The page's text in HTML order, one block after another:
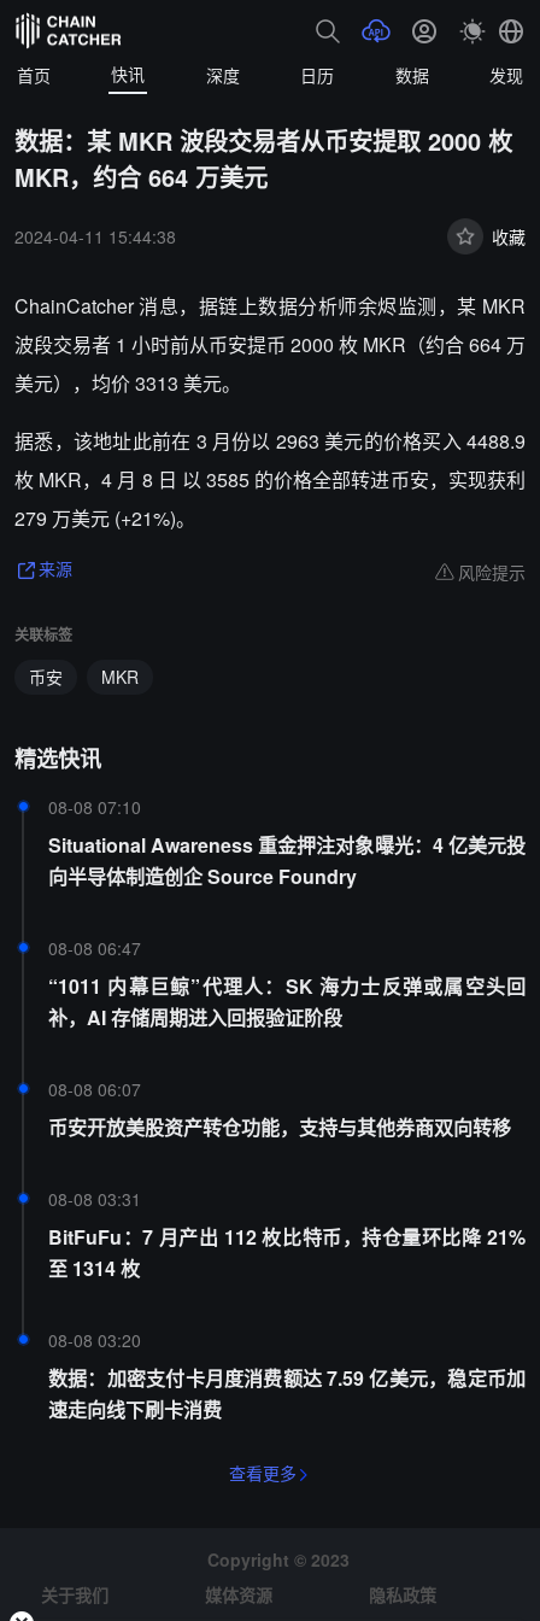
首页 快讯 深度 日历 数据 发现
数据：某 MKR 波段交易者从币安提取 2000 枚
MKR，约合 664 万美元
2024-04-11 15:44:38 收藏
ChainCatcher 消息， 据链上数据分析师余烬监测，某 MKR
波段交易者 1 小时前从币安提币 2000 枚 MKR（约合 664 万
美元），均价 3313 美元。
据悉，该地址此前在 3 月份以 2963 美元的价格买入 4488.9
枚 MKR，4 月 8 日 以 3585 的价格全部转进币安，实现获利
279 万美元 (+21%)。
来源 风险提示
关联标签
币安 MKR
精选快讯
08-08 07:10
Situational Awareness 重金押注对象曝光：4 亿美元投
向半导体制造创企 Source Foundry
08-08 06:47
“1011 内幕巨鲸”代理人：SK 海力士反弹或属空头回
补，AI 存储周期进入回报验证阶段
08-08 06:07
币安开放美股资产转仓功能，支持与其他券商双向转移
08-08 03:31
BitFuFu：7 月产出 112 枚比特币，持仓量环比降 21%
至 1314 枚
08-08 03:20
数据：加密支付卡月度消费额达 7.59 亿美元，稳定币加
速走向线下刷卡消费
查看更多
Copyright © 2023
关于我们
媒体资源
隐私政策